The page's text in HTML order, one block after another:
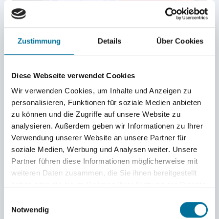
Zustimmung Details Über Cookies
Diese Webseite verwendet Cookies
Wir verwenden Cookies, um Inhalte und Anzeigen zu
personalisieren, Funktionen für soziale Medien anbieten
zu können und die Zugriffe auf unsere Website zu
analysieren. Außerdem geben wir Informationen zu Ihrer
Verwendung unserer Website an unsere Partner für
soziale Medien, Werbung und Analysen weiter. Unsere
Partner führen diese Informationen möglicherweise mit
weiteren Daten zusammen, die Sie ihnen bereitgestellt
Notwendig
Am Montag, 21. Juli 2025 hatten wir unsere erste
Student:innen-Sitzung. Aber was ist das? Diese Sitzung
ist für uns Kids gedacht, um z. B. Streitigkeiten,
Unwissenheiten und Pläne zu klären. Während der
Sitzung waren die Erwachsenen (Hannes, Marie und
Buddys) oben an Deck und haben nur geholfen, wenn
wir sie darum gebeten haben.
Als wir unser Schiff, die Poolster, letzte Woche
betreten hatten, dachten wir, die Zeit an Bord sei wie
ein Sommercamp unter Segeln. Aber auch das Leben